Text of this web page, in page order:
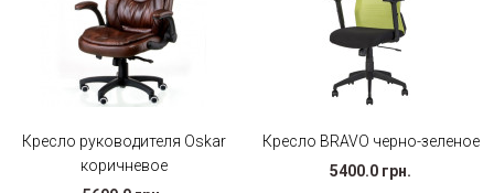
Кресло руководителя Oskar
коричневое
Кресло BRAVO черно-зеленое
5400.0 грн.